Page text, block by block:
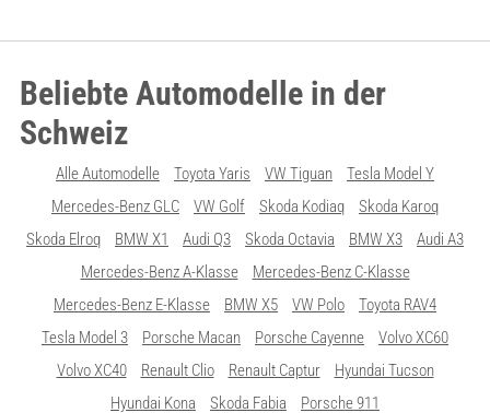
Beliebte Automodelle in der
Schweiz
Alle Automodelle Toyota Yaris VW Tiguan
Tesla Model Y
Mercedes-Benz GLC
VW Golf Skoda Kodiaq
Skoda Karoq
Skoda Elroq
BMW X1 Audi Q3 Skoda Octavia BMW X3
Audi A3
Mercedes-Benz A-Klasse
Mercedes-Benz C-Klasse
Mercedes-Benz E-Klasse
BMW X5 VW Polo
Toyota RAV4
Tesla Model 3
Porsche Macan Porsche Cayenne
Volvo XC60
Volvo XC40
Renault Clio Renault Captur
Hyundai Tucson
Hyundai Kona
Skoda Fabia Porsche 911